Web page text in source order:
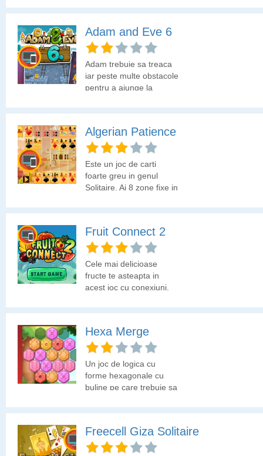
Adam and Eve 6
Adam trebuie sa treaca
iar peste multe obstacole
pentru a ajunge la
Algerian Patience
Este un joc de carti
foarte greu in genul
Solitaire. Ai 8 zone fixe in
Fruit Connect 2
Cele mai delicioase
fructe te asteapta in
acest joc cu conexiuni.
Hexa Merge
Un joc de logica cu
forme hexagonale cu
buline pe care trebuie sa
Freecell Giza Solitaire